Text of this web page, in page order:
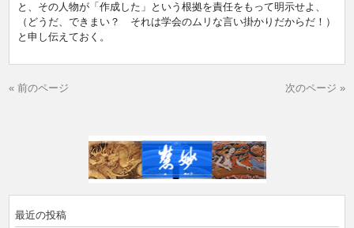
と、その人物が「作成した」という根拠を責任をもって明示せよ、
（どうだ、できまい？ それは学会のムリな言い掛かりだからだ！）
と申し伝えておく。
« 前のページ 次のページ »
最近の投稿